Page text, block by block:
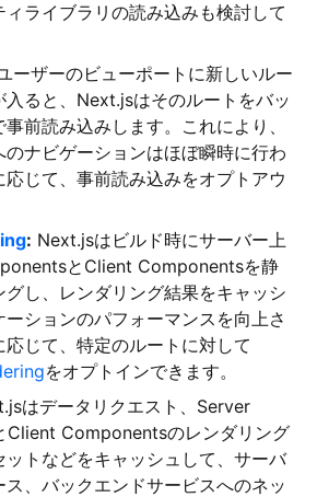
ィライブラリの読み込みも検討して
ーザーのビューポートに新しいルー
入ると、Next.jsはそのルートをバッ
前読み込みします。これにより、
のナビゲーションはほぼ瞬時に行わ
じて、事前読み込みをオプトアウ
: Next.jsはビルド時にサーバー上
とClient Componentsを静
グし、レンダリング結果をキャッシ
ーションのパフォーマンスを向上さ
じて、特定のルートに対して
をオプトインできます。
はデータリクエスト、Server
Client Componentsのレンダリング
ットなどをキャッシュして、サーバ
ス、バックエンドサービスへのネッ